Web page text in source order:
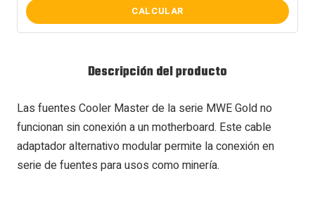
CALCULAR
Descripción del producto
Las fuentes Cooler Master de la serie MWE Gold no
funcionan sin conexión a un motherboard. Este cable
adaptador alternativo modular permite la conexión en
serie de fuentes para usos como minería.